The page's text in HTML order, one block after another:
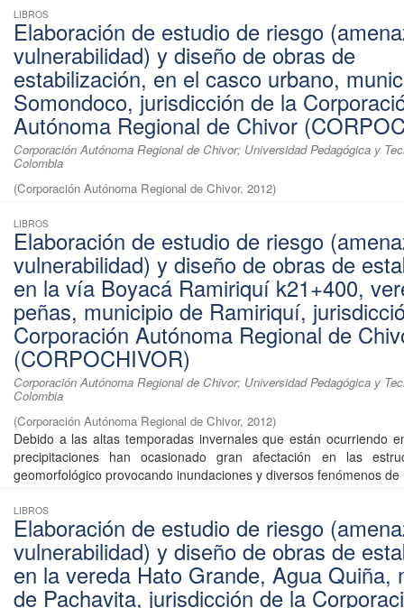
LIBROS
Elaboración de estudio de riesgo
vulnerabilidad) y diseño de obras de
estabilización, en el casco urbano,
Somondoco, jurisdicción de la
Autónoma Regional de Chivor
Corporación Autónoma Regional de Chivor; Universidad Pedagógica y
Colombia
(Corporación Autónoma Regional de Chivor, 2012)
LIBROS
Elaboración de estudio de riesgo
vulnerabilidad) y diseño de obras de
en la vía Boyacá Ramiriquí k21+400,
peñas, municipio de Ramiriquí,
Corporación Autónoma Regional de
(CORPOCHIVOR)
Corporación Autónoma Regional de Chivor; Universidad Pedagógica y
Colombia
(Corporación Autónoma Regional de Chivor, 2012)
Debido a las altas temporadas invernales que están ocurriendo
precipitaciones han ocasionado gran afectación en las
geomorfológico provocando inundaciones y diversos fenómenos
LIBROS
Elaboración de estudio de riesgo
vulnerabilidad) y diseño de obras de
en la vereda Hato Grande, Agua Quiña,
de Pachavita, jurisdicción de la